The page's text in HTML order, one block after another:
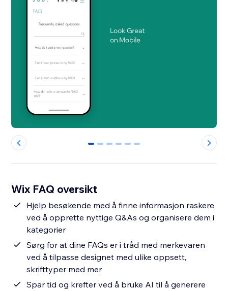
0 1 2 3 4 5
Wix FAQ oversikt
Hjelp besøkende med å finne informasjon raskere
ved å opprette nyttige Q&As og organisere dem i
kategorier
Sørg for at dine FAQs er i tråd med merkevaren
ved å tilpasse designet med ulike oppsett,
skrifttyper med mer
Spar tid og krefter ved å bruke AI til å generere